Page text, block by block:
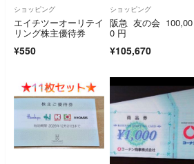
ショッピング
エイチツーオーリテイ
リング株主優待券
¥550
ショッピング
阪急 友の会 100,00
0 円
¥105,670